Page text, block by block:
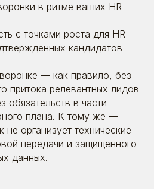
в ритме ваших HR-
с точками роста для HR
кандидатов
— как правило, без
притока релевантных лидов
обязательств в части
плана. К тому же —
не организует технические
передачи и защищенного
данных.